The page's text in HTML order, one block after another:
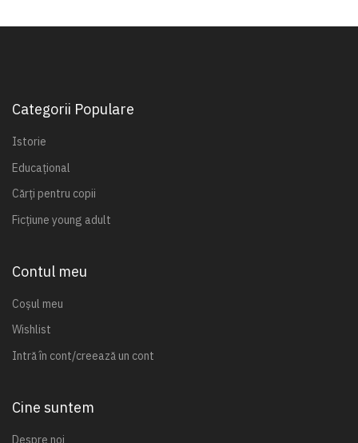
Categorii Populare
Istorie
Educațional
Cărți pentru copii
Ficțiune young adult
Contul meu
Coșul meu
Wishlist
Intră în cont/creează un cont
Cine suntem
Despre noi